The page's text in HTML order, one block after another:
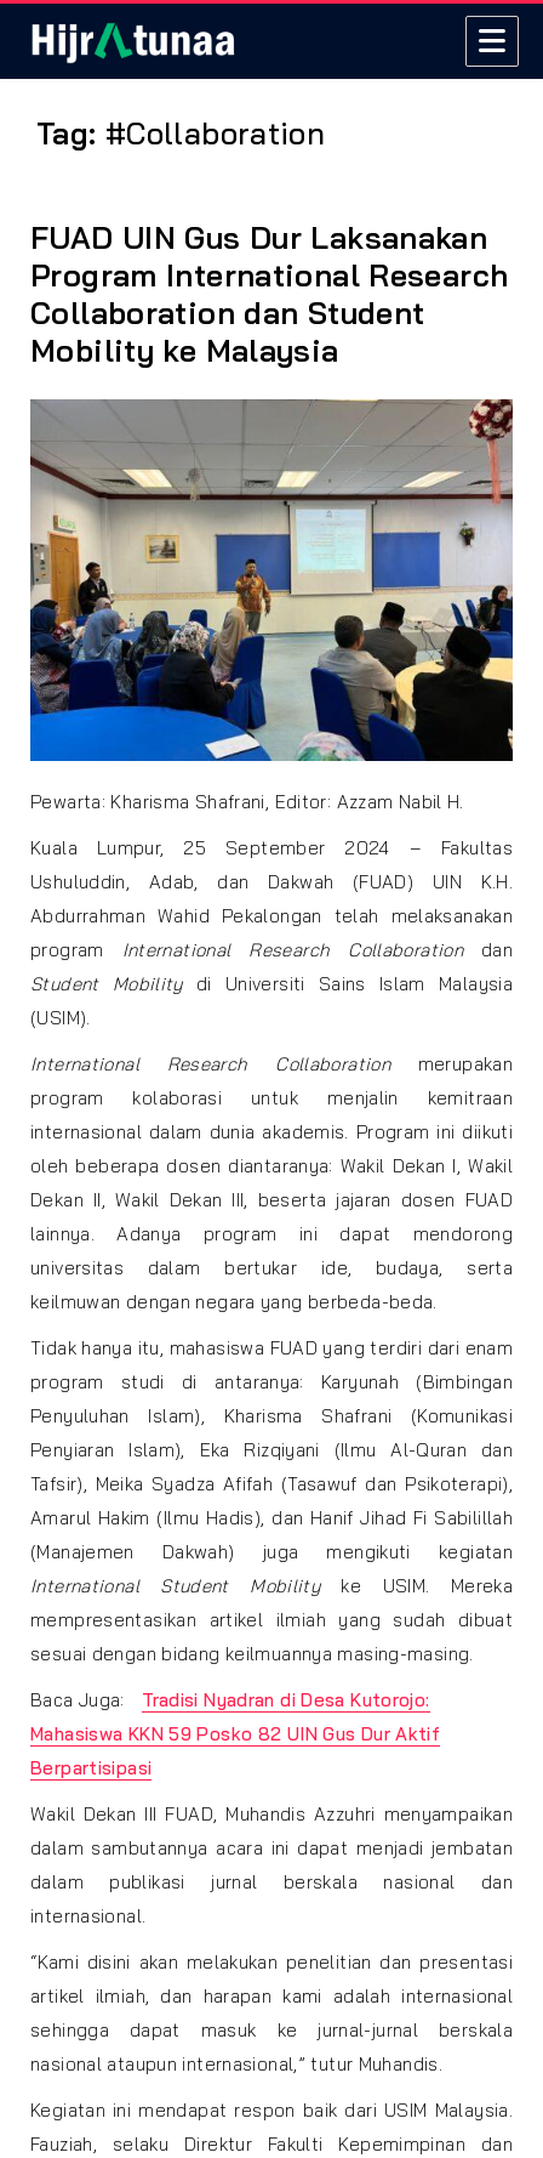
Tag: #Collaboration
FUAD UIN Gus Dur Laksanakan
Program International Research
Collaboration dan Student
Mobility ke Malaysia
Pewarta: Kharisma Shafrani, Editor: Azzam Nabil H.
Kuala Lumpur, 25 September 2024 – Fakultas
Ushuluddin, Adab, dan Dakwah (FUAD) UIN K.H.
Abdurrahman Wahid Pekalongan telah melaksanakan
program International Research Collaborationdan
Student Mobility di Universiti Sains Islam Malaysia
(USIM).
International Research Collaboration merupakan
program kolaborasi untuk menjalin kemitraan
internasional dalam dunia akademis. Program ini diikuti
oleh beberapa dosen diantaranya: Wakil Dekan I, Wakil
Dekan II, Wakil Dekan III, beserta jajaran dosen FUAD
lainnya. Adanya program ini dapat mendorong
universitas dalam bertukar ide, budaya, serta
keilmuwan dengan negara yang berbeda-beda.
Tidak hanya itu, mahasiswa FUAD yang terdiri dari enam
program studi di antaranya: Karyunah (Bimbingan
Penyuluhan Islam), Kharisma Shafrani (Komunikasi
Penyiaran Islam), Eka Rizqiyani (Ilmu Al-Quran dan
Tafsir), Meika Syadza Afifah (Tasawuf dan Psikoterapi),
Amarul Hakim (Ilmu Hadis), dan Hanif Jihad Fi Sabilillah
(Manajemen Dakwah) juga mengikuti kegiatan
International Student Mobilityke USIM. Mereka
mempresentasikan artikel ilmiah yang sudah dibuat
sesuai dengan bidang keilmuannya masing-masing.
Baca Juga:
Tradisi Nyadran di Desa Kutorojo:
Mahasiswa KKN 59 Posko 82 UIN Gus Dur Aktif
Berpartisipasi
Wakil Dekan III FUAD, Muhandis Azzuhri menyampaikan
dalam sambutannya acara ini dapat menjadi jembatan
dalam publikasi jurnal berskala nasional dan
internasional.
“Kami disini akan melakukan penelitian dan presentasi
artikel ilmiah, dan harapan kami adalah internasional
sehingga dapat masuk ke jurnal-jurnal berskala
nasional ataupun internasional,” tutur Muhandis.
Kegiatan ini mendapat respon baik dari USIM Malaysia.
Fauziah, selaku Direktur Fakulti Kepemimpinan dan